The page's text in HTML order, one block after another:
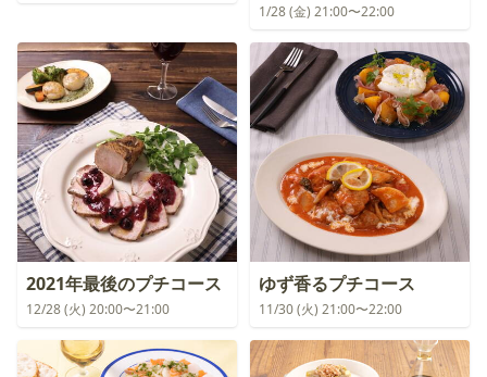
1/28 (金) 21:00〜22:00
2021年最後のプチコース
12/28 (火) 20:00〜21:00
ゆず香るプチコース
11/30 (火) 21:00〜22:00